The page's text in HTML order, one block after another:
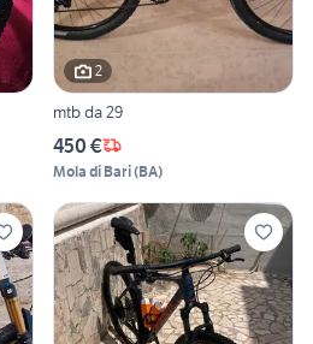
2
mtb da 29
450 €
Mola di Bari(BA)